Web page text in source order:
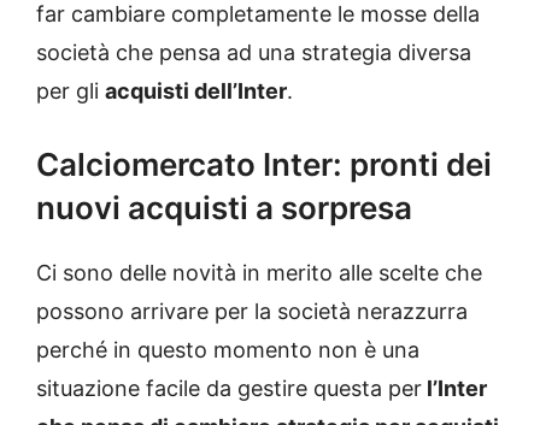
far cambiare completamente le mosse della
società che pensa ad una strategia diversa
per gli acquisti dell’Inter.
Calciomercato Inter: pronti dei
nuovi acquisti a sorpresa
Ci sono delle novità in merito alle scelte che
possono arrivare per la società nerazzurra
perché in questo momento non è una
situazione facile da gestire questa per l’Inter